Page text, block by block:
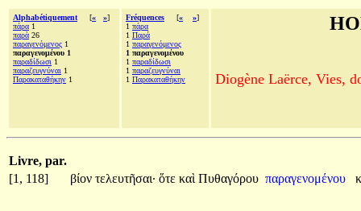
Alphabétiquement [« »]
πάρα 1
παρὰ 26
παραγενόμενος 1
παραγενομένου 1
παραδίδωσι 1
παραζευγνύναι 1
Παρακαταθήκην 1
Fréquences [« »]
1 πάρα
1 Παρά
1 παραγενόμενος
1 παραγενομένου
1 παραδίδωσι
1 παραζευγνύναι
1 Παρακαταθήκην Diogène Laërce, Vies,
Livre, par.
[1, 118]
βίον τελευτῆσαι· ὅτε καὶ Πυθαγόρου παραγενομένου